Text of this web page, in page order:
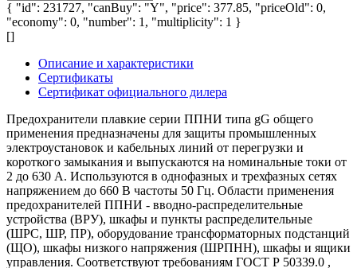
{ "id": 231727, "canBuy": "Y", "price": 377.85, "priceOld": 0,
"economy": 0, "number": 1, "multiplicity": 1 }
[]
Описание и характеристики
Сертификаты
Сертификат официального дилера
Предохранители плавкие серии ППНИ типа gG общего
применения предназначены для защиты промышленных
электроустановок и кабельных линий от перегрузки и
короткого замыкания и выпускаются на номинальные токи от
2 до 630 А. Используются в однофазных и трехфазных сетях
напряжением до 660 В частоты 50 Гц. Области применения
предохранителей ППНИ - вводно-распределительные
устройства (ВРУ), шкафы и пункты распределительные
(ШРС, ШР, ПР), оборудование трансформаторных подстанций
(ЩО), шкафы низкого напряжения (ШРПНН), шкафы и ящики
управления. Соответствуют требованиям ГОСТ Р 50339.0 ,